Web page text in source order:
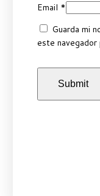
Email *
Guarda mi
este navegador